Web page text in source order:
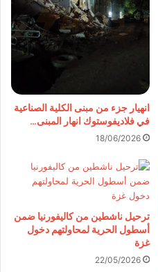
انهيار جزء من مبنى الكلية الصناعية
في فلاديفوستوك انهار المبنى…
18/06/2026
ترحيل ناشطين من كاليفورنيا ضمن
أسطول الحرية لمحاولتهم دخول
غزة
22/05/2026